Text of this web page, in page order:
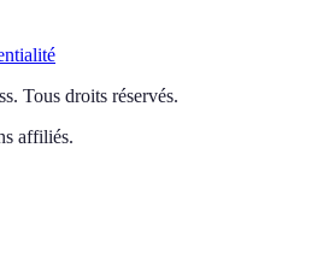
. Tous droits réservés.
affiliés.